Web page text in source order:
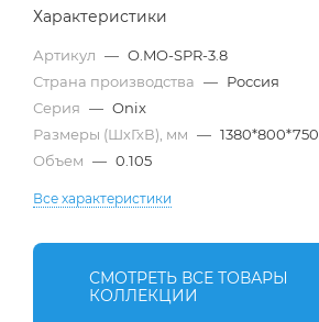
Характеристики
Артикул — O.MO-SPR-3.8
Страна производства — Россия
Серия — Onix
Размеры (ШхГхВ), мм — 1380*800*750
Объем — 0.105
Все характеристики
СМОТРЕТЬ ВСЕ ТОВАРЫ
КОЛЛЕКЦИИ